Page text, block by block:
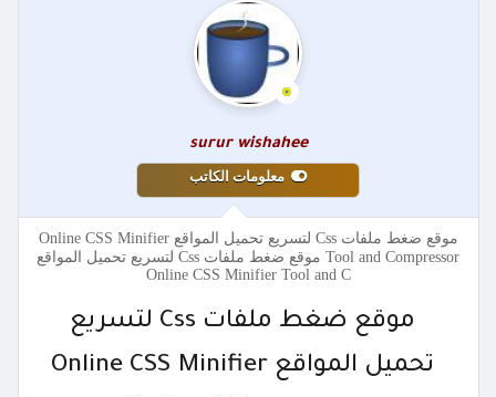
surur wishahee
معلومات الكاتب
موقع ضغط ملفات Css لتسريع تحميل المواقع Online CSS Minifier
Tool and Compressor موقع ضغط ملفات Css لتسريع تحميل المواقع
Online CSS Minifier Tool and C
موقع ضغط ملفات Css لتسريع
تحميل المواقع Online CSS Minifier